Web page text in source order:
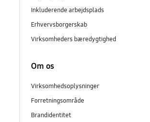
Inkluderende arbejdsplads
Erhvervsborgerskab
Virksomheders bæredygtighed
Om os
Virksomhedsoplysninger
Forretningsområde
Brandidentitet